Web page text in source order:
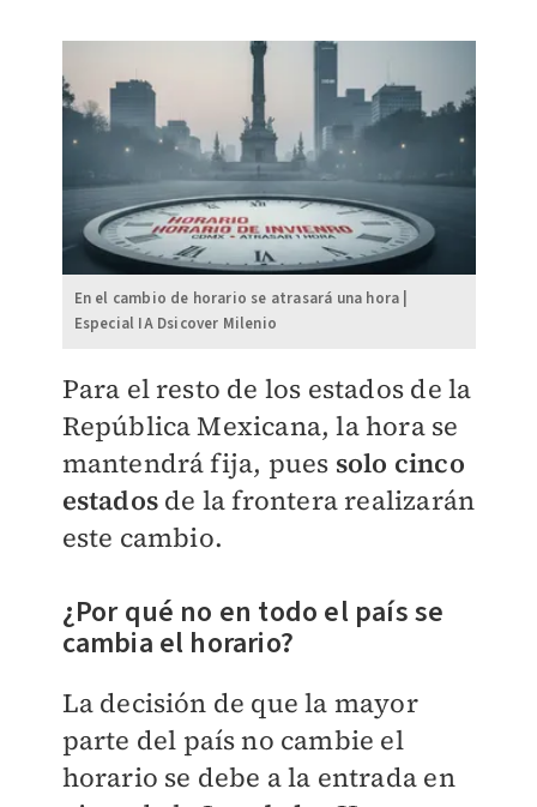
En el cambio de horario se atrasará una hora |
Especial IA Dsicover Milenio
Para el resto de los estados de la
República Mexicana, la hora se
mantendrá fija, pues solo cinco
estadosde la frontera realizarán
este cambio.
¿Por qué no en todo el país se
cambia el horario?
La decisión de que la mayor
parte del país no cambie el
horario se debe a la entrada en